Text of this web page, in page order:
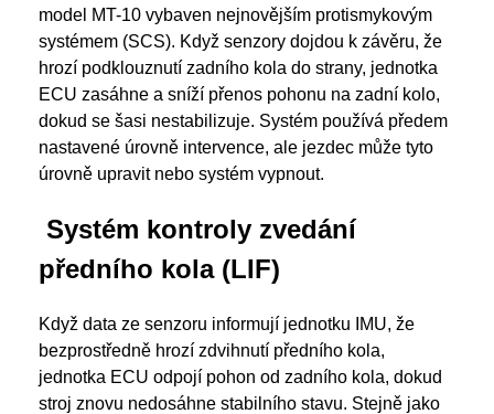
model MT-10 vybaven nejnovějším protismykovým
systémem (SCS). Když senzory dojdou k závěru, že
hrozí podklouznutí zadního kola do strany, jednotka
ECU zasáhne a sníží přenos pohonu na zadní kolo,
dokud se šasi nestabilizuje. Systém používá předem
nastavené úrovně intervence, ale jezdec může tyto
úrovně upravit nebo systém vypnout.
Systém kontroly zvedání
předního kola (LIF)
Když data ze senzoru informují jednotku IMU, že
bezprostředně hrozí zdvihnutí předního kola,
jednotka ECU odpojí pohon od zadního kola, dokud
stroj znovu nedosáhne stabilního stavu. Stejně jako